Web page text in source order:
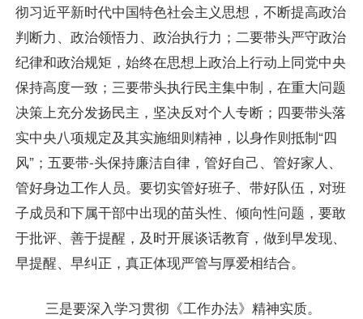
彻习近平新时代中国特色社会主义思想，不断提高政治
判断力、政治领悟力、政治执行力；二要带头严守政治
纪律和政治规矩，始终在思想上政治上行动上同党中央
保持高度一致；三要带头执行民主集中制，在重大问题
决策上充分发扬民主，坚决反对个人专断；四要带头落
实中央八项规定及其实施细则精神，以身作则抵制“四
风”；五要带-头保持廉洁自律，管好自己、管好家人、
管好身边工作人员。要切实管好班子、带好队伍，对班
子成员和下属干部中出现的苗头性、倾向性问题，要敢
于批评、善于提醒，及时开展谈话教育，做到早发现、
早提醒、早纠正，真正体现严管与厚爱相结合。
三是要深入学习贯彻《工作办法》精神实质。